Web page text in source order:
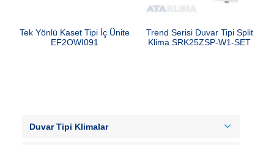
Tek Yönlü Kaset Tipi İç Ünite
EF2OWI091
Trend Serisi Duvar Tipi Split
Klima SRK25ZSP-W1-SET
Duvar Tipi Klimalar